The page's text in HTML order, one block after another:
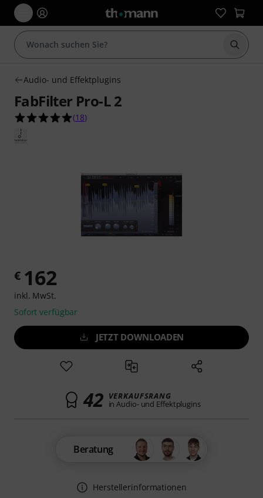
Suche
Audio- und Effektplugins
FabFilter Pro-L 2
4.9 von 5 Sternen aus 18 Kundenbewertungen
(18)
€ 162
inkl. MwSt.
Sofort verfügbar
JETZT DOWNLOADEN
42 VERKAUFSRANG
in Audio- und Effektplugins
Beratung
Herstellerinformationen